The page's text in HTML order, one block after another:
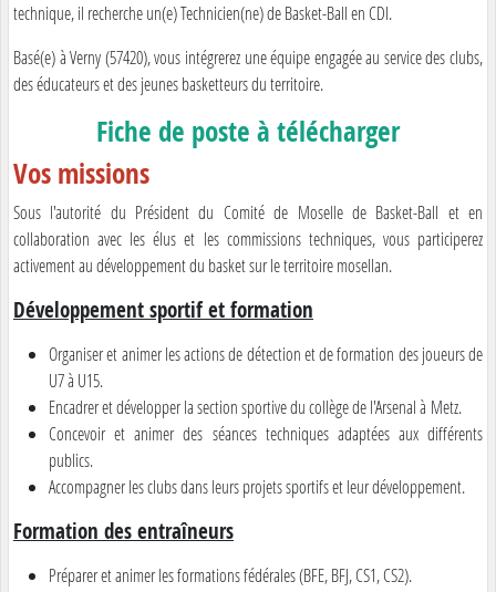
technique, il recherche un(e) Technicien(ne) de Basket-Ball en CDI.
Basé(e) à Verny (57420), vous intégrerez une équipe engagée au service des clubs,
des éducateurs et des jeunes basketteurs du territoire.
Fiche de poste à télécharger
Vos missions
Sous l'autorité du Président du Comité de Moselle de Basket-Ball et en
collaboration avec les élus et les commissions techniques, vous participerez
activement au développement du basket sur le territoire mosellan.
Développement sportif et formation
Organiser et animer les actions de détection et de formation des joueurs de
U7 à U15.
Encadrer et développer la section sportive du collège de l'Arsenal à Metz.
Concevoir et animer des séances techniques adaptées aux différents
publics.
Accompagner les clubs dans leurs projets sportifs et leur développement.
Formation des entraîneurs
Préparer et animer les formations fédérales (BFE, BFJ, CS1, CS2).